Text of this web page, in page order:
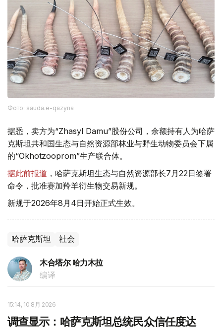
Фото: sauda.e-qazyna
据悉，卖方为“Zhasyl Damu”股份公司，余额持有人为哈萨
克斯坦共和国生态与自然资源部林业与野生动物委员会下属
的“Okhotzooprom”生产联合体。
据此前报道 ，哈萨克斯坦生态与自然资源部长7月22日签署
命令，批准赛加羚羊衍生物交易新规。
新规于2026年8月4日开始正式生效。
哈萨克斯坦 社会
木合塔尔 哈力木拉
编译
15:14, 10 8月 2026
调查显示：哈萨克斯坦总统民众信任度达